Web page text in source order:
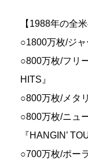
【1988年の全
○1800万枚/ジャ
○800万枚/フリ
HITS』
○800万枚/メタ
○800万枚/ニュ
『HANGIN’
○700万枚/ポー